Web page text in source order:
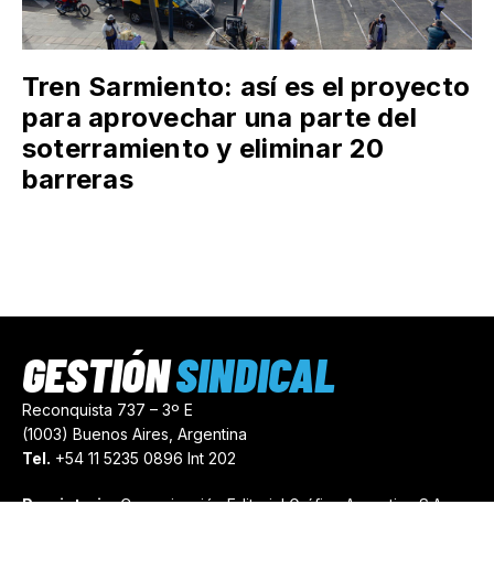
Tren Sarmiento: así es el proyecto
para aprovechar una parte del
soterramiento y eliminar 20
barreras
Reconquista 737 – 3º E
(1003) Buenos Aires, Argentina
Tel. +54 11 5235 0896 Int 202
Propietario:Comunicación Editorial Gráfica Argentina S.A.
GESTIÓNSINDICAL